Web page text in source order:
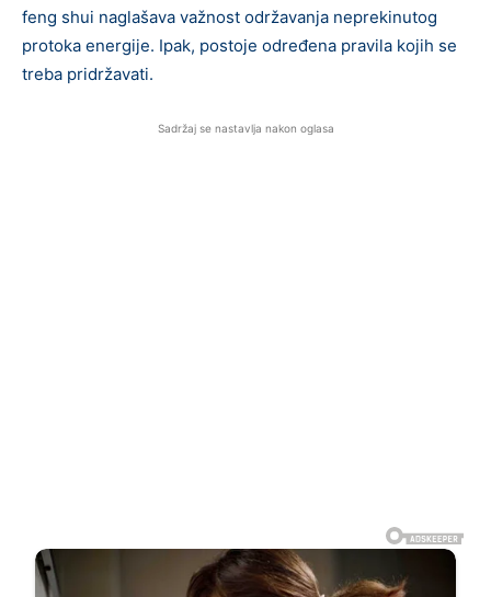
feng shui naglašava važnost održavanja neprekinutog
protoka energije. Ipak, postoje određena pravila kojih se
treba pridržavati.
Sadržaj se nastavlja nakon oglasa